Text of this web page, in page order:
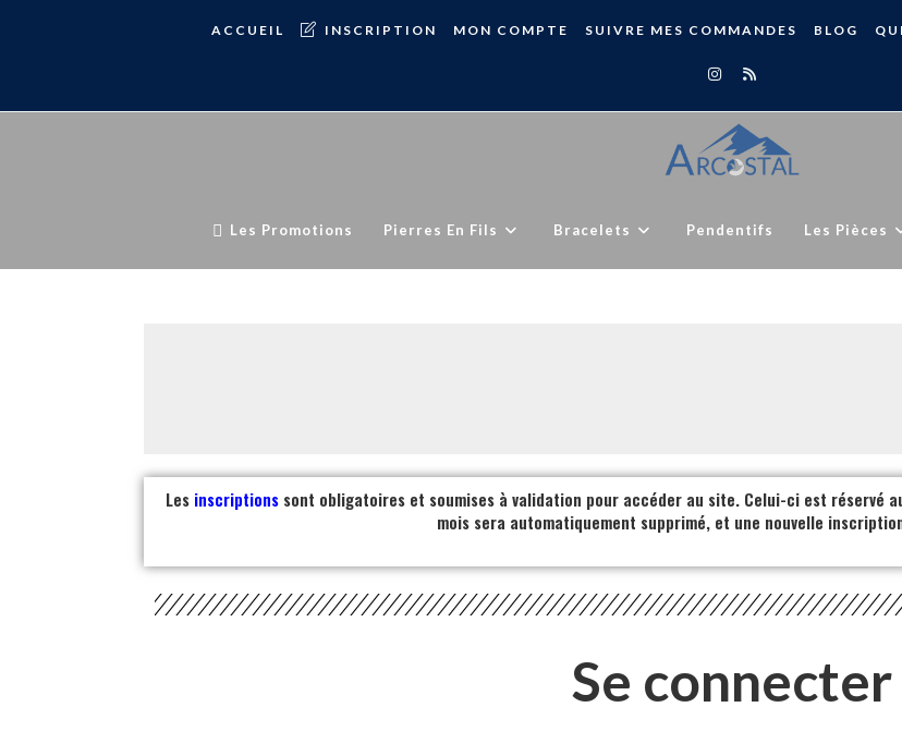
ACCUEIL INSCRIPTION MON COMPTE SUIVRE MES COMMANDES BLOG
Les Promotions Pierres En Fils Bracelets Pendentifs Les Pièces
Les inscriptions sont obligatoires et soumises à validation pour accéder au site. Celui-ci est réservé
mois sera automatiquement supprimé, et une nouvelle
Se connecter